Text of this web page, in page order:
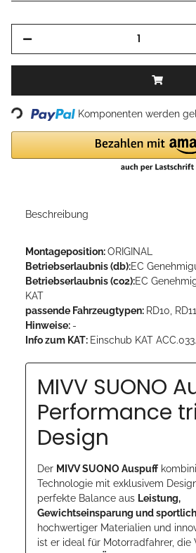
Loading... Komponenten werden
Beschreibung
Montageposition:ORIGINAL
Betriebserlaubnis (db):EC
Betriebserlaubnis (co2):EC
KAT
passende Fahrzeugtypen: RD10,
Hinweise: -
Info zum KAT: Einschub KAT
MIVV SUONO
Performance
Design
Der MIVV SUONO Auspuff
Technologie mit exklusivem
perfekte Balance aus Leistung,
Gewichtseinsparung und
hochwertiger Materialien und
ist er ideal für Motorradfahrer, die